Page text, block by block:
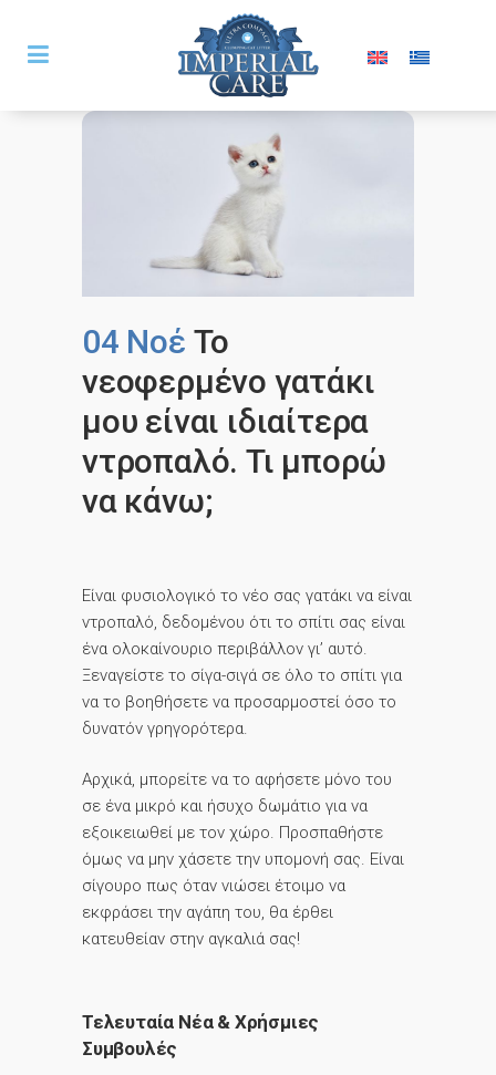
04 Νοέ Το
νεοφερμένο γατάκι
μου είναι ιδιαίτερα
ντροπαλό. Τι μπορώ
να κάνω;
Είναι φυσιολογικό το νέο σας γατάκι να είναι
ντροπαλό, δεδομένου ότι το σπίτι σας είναι
ένα ολοκαίνουριο περιβάλλον γι’ αυτό.
Ξεναγείστε το σίγα-σιγά σε όλο το σπίτι για
να το βοηθήσετε να προσαρμοστεί όσο το
δυνατόν γρηγορότερα.
Αρχικά, μπορείτε να το αφήσετε μόνο του
σε ένα μικρό και ήσυχο δωμάτιο για να
εξοικειωθεί με τον χώρο. Προσπαθήστε
όμως να μην χάσετε την υπομονή σας. Είναι
σίγουρο πως όταν νιώσει έτοιμο να
εκφράσει την αγάπη του, θα έρθει
κατευθείαν στην αγκαλιά σας!
Τελευταία Νέα & Χρήσμιες
Συμβουλές